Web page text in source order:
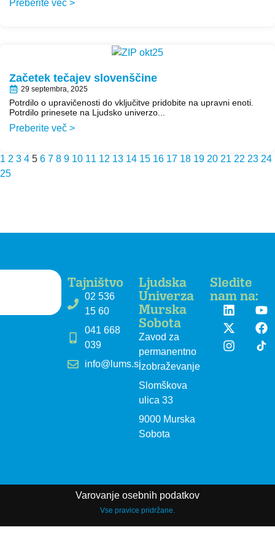
Preberite več >
Začetek tečajev slovenščine
29 septembra, 2025
Potrdilo o upravičenosti do vključitve pridobite na upravni enoti.
Potrdilo prinesete na Ljudsko univerzo...
Preberite več >
1 2 3 4 5 6 7 8 9 10 11 12 13 14 15 16 17 18 19 20 21 22 23 24
25
Tajništvo
02 536
15 60
041 668
039
info@lums.si
Ljudska
Univerza
Murska
Sobota
Zavod za
permanentno
izobraževanje
Slomškova
ulica 33
9000 Murska
Sobota
Sledite
nam na:
Varovanje osebnih podatkov
Vse pravice pridržane.